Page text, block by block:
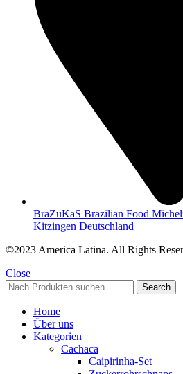
BraZuKaS Brazilian Food
Kitzingen Deutschland
©2023 America Latina. All Rights
Close
Search
Home
Über uns
Kategorien
Cachaca
Caipirinha-Set